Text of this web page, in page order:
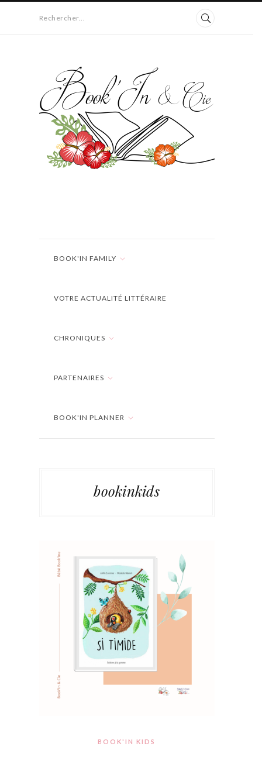
Rechercher...
BOOK'IN FAMILY
VOTRE ACTUALITÉ LITTÉRAIRE
CHRONIQUES
PARTENAIRES
BOOK'IN PLANNER
bookinkids
BOOK'IN KIDS